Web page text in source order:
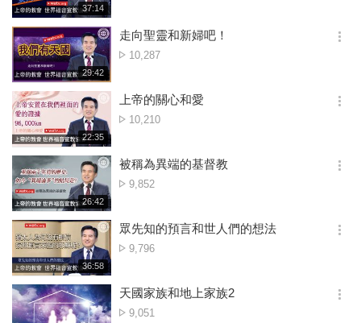
재
생
시
간
37:14
기
재
생
시
간
29:42
走向聖靈和新婦吧！
點
10,287
옵
기
재
생
시
간
22:35
上帝的關心和愛
點
10,210
옵
기
재
생
시
간
26:42
被稱為異端的基督教
點
9,852
옵
기
재
생
시
간
36:58
眾先知的預言和世人們的想法
點
9,796
옵
기
天國家族和地上家族2
點
9,051
옵